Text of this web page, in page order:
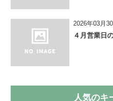
2026年03月
４月営業日
人気のキ